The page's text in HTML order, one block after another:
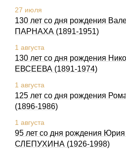
27 июля
130 лет со дня рождения
ПАРНАХА (1891-1951)
1 августа
130 лет со дня рождения
ЕВСЕЕВА (1891-1974)
1 августа
125 лет со дня рождения
(1896-1986)
1 августа
95 лет со дня рождения Юрия
СЛЕПУХИHА (1926-1998)